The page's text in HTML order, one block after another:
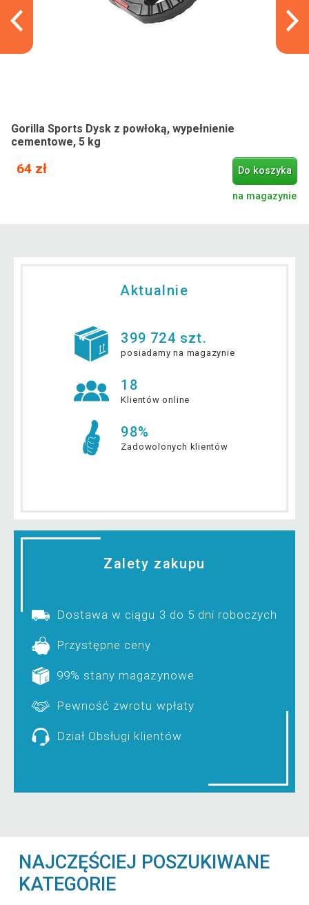
Gorilla Sports Dysk z powłoką, wypełnienie
cementowe, 5 kg
64 zł Do koszyka
na magazynie
Aktualnie
399 724 szt.
posiadamy na magazynie
18
Klientów online
98%
Zadowolonych klientów
Zalety zakupu
Dostawa w ciągu 3 do 5 dni roboczych
Przystępne ceny
99% stany magazynowe
Pewność zwrotu wpłaty
Dział Obsługi klientów
NAJCZĘŚCIEJ POSZUKIWANE
KATEGORIE